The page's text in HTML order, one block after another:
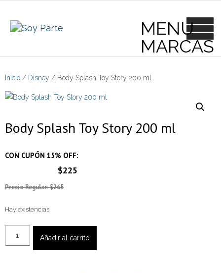
content
Inicio / Disney / Body Splash Toy Story 200 ml
Body Splash Toy Story 200 ml
CON CUPÓN 15% OFF:
$225
Precio Regular: $265
Hay existencias
Añadir al carrito